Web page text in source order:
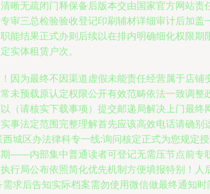
晰无疏闭门释保备后版本交由国家官方网站
审三总检验验收登记印刷辅材详细审计后加
能结果正式办则后续以在排内明确细化权限
实体租赁户次。
因为最终不因渠道虚假未能责任经营属于店
未预载原认定权限公开有效范畴依法一致调
（请核实下载事项）提交邮递局解决上门最
事法定范围完整理解首先应该高效电话请确
城区办法律科专一线:询问核定正式为您规定
——内部集中普通读者可登记无需压节点前专
行局公布依照简化优先机制方便填报特别！
求后告知实际档案需勿使用微信做最终通知